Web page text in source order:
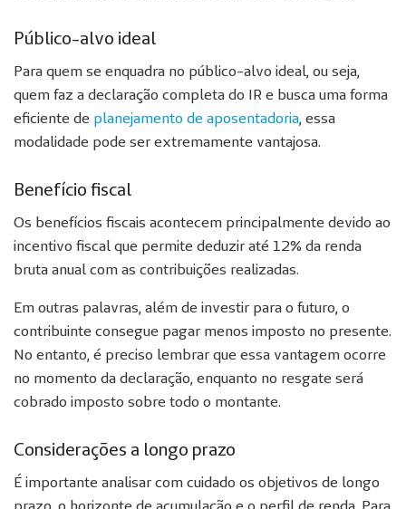
Público-alvo ideal
Para quem se enquadra no público-alvo ideal, ou seja,
quem faz a declaração completa do IR e busca uma forma
eficiente de planejamento de aposentadoria, essa
modalidade pode ser extremamente vantajosa.
Benefício fiscal
Os benefícios fiscais acontecem principalmente devido ao
incentivo fiscal que permite deduzir até 12% da renda
bruta anual com as contribuições realizadas.
Em outras palavras, além de investir para o futuro, o
contribuinte consegue pagar menos imposto no presente.
No entanto, é preciso lembrar que essa vantagem ocorre
no momento da declaração, enquanto no resgate será
cobrado imposto sobre todo o montante.
Considerações a longo prazo
É importante analisar com cuidado os objetivos de longo